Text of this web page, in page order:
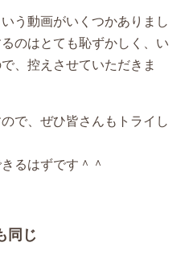
う動画がいくつかありまし
のはとても恥ずかしく、い
、控えさせていただきま
で、ぜひ皆さんもトライし
るはずです＾＾
同じ